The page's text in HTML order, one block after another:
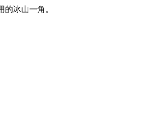
冰山一角。